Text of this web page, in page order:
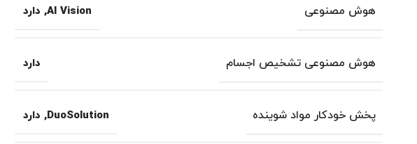
هوش مصنوعی AI Vision
, دارد
هوش مصنوعی تشخیص اجسام دارد
پخش خودکار مواد شوینده DuoSolution
, دارد